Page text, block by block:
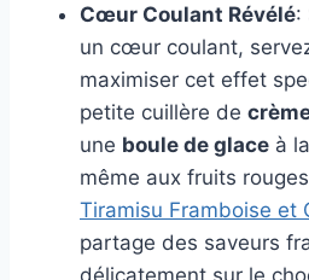
Cœur Coulant Révélé:
un cœur coulant,
maximiser cet effet
petite cuillère de
une boule de glace à
même aux fruits
Tiramisu Framboise et
partage des saveurs
délicatement sur le